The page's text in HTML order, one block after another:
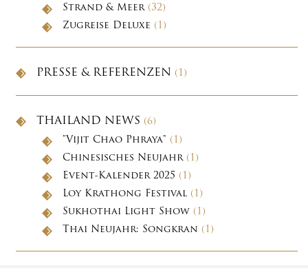
Strand & Meer(32)
Zugreise Deluxe (1)
PRESSE & REFERENZEN (1)
THAILAND NEWS (6)
"Vijit Chao Phraya" (1)
Chinesisches Neujahr(1)
Event-Kalender 2025 (1)
Loy Krathong Festival (1)
Sukhothai Light Show (1)
Thai Neujahr: Songkran (1)